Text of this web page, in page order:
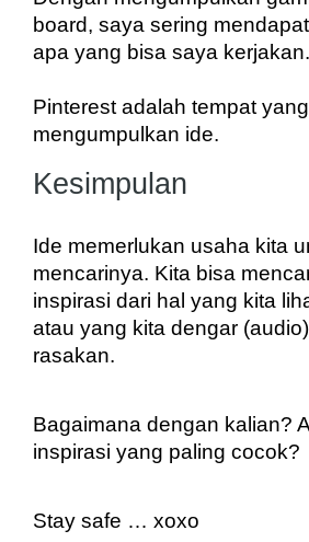
board, saya sering
apa yang bisa saya kerjakan.
Pinterest adalah tempat
mengumpulkan ide.
Kesimpulan
Ide memerlukan usaha kita
mencarinya. Kita bisa
inspirasi dari hal yang kita
atau yang kita dengar
rasakan.
Bagaimana dengan kalian?
inspirasi yang paling cocok?
Stay safe … xoxo